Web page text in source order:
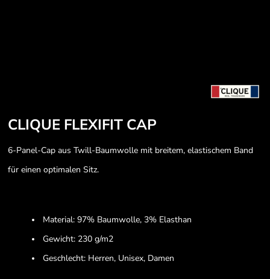
CLIQUE FLEXIFIT CAP
6-Panel-Cap aus Twill-Baumwolle mit breitem, elastischem Band
für einen optimalen Sitz.
Material: 97% Baumwolle, 3% Elasthan
Gewicht: 230 g/m2
Geschlecht: Herren, Unisex, Damen